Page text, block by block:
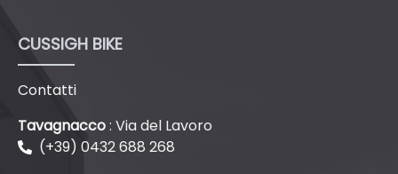
CUSSIGH BIKE
Contatti
Tavagnacco: Via del Lavoro
(+39) 0432 688 268